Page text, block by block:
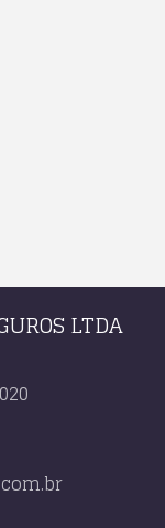
LTDA